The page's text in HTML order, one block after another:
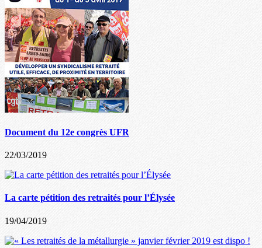
Document du 12e congrès UFR
22/03/2019
La carte pétition des retraités pour l’Élysée
19/04/2019